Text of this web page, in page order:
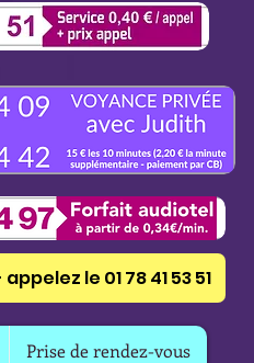
le 01 78 41 53 51
Prise de rendez-vous